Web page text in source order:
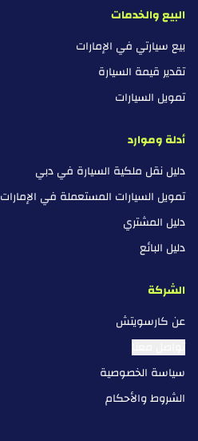
البيع والخدمات
بيع سيارتي في الإمارات
تقدير قيمة السيارة
تمويل السيارات
أدلة وموارد
دليل نقل ملكية السيارة في دبي
تمويل السيارات المستعملة في الإمارات
دليل المشتري
دليل البائع
الشركة
عن كارسويتش
تواصل معنا
سياسة الخصوصية
الشروط والأحكام